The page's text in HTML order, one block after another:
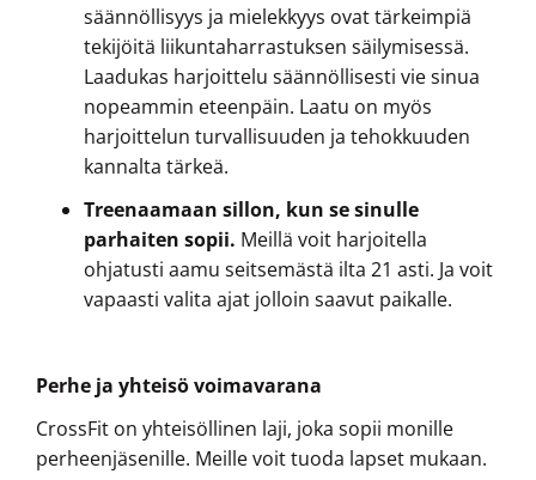
säännöllisyys ja mielekkyys ovat tärkeimpiä
tekijöitä liikuntaharrastuksen säilymisessä.
Laadukas harjoittelu säännöllisesti vie sinua
nopeammin eteenpäin. Laatu on myös
harjoittelun turvallisuuden ja tehokkuuden
kannalta tärkeä.
Treenaamaan sillon, kun se sinulle
parhaiten sopii. Meillä voit harjoitella
ohjatusti aamu seitsemästä ilta 21 asti. Ja voit
vapaasti valita ajat jolloin saavut paikalle.
Perhe ja yhteisö voimavarana
CrossFit on yhteisöllinen laji, joka sopii monille
perheenjäsenille. Meille voit tuoda lapset mukaan.